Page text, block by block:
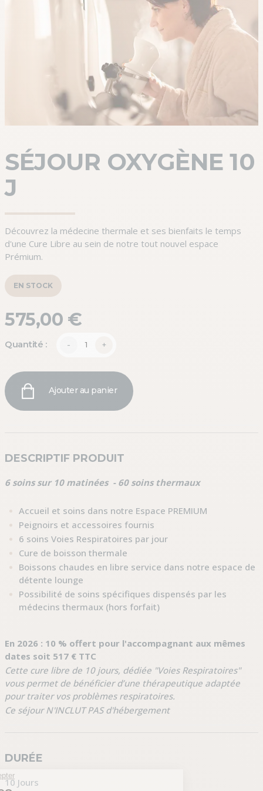
SÉJOUR OXYGÈNE 10
J
Découvrez la médecine thermale et ses bienfaits le temps
d'une Cure Libre au sein de notre tout nouvel espace
Prémium.
EN STOCK
575,00 €
Quantité : - +
Ajouter au panier
DESCRIPTIF PRODUIT
6 soins sur 10 matinées - 60 soins thermaux
Accueil et soins dans notre Espace PREMIUM
Peignoirs et accessoires fournis
6 soins Voies Respiratoires par jour
Cure de boisson thermale
Boissons chaudes en libre service dans notre espace de
détente lounge
Possibilité de soins spécifiques dispensés par les
médecins thermaux (hors forfait)
En 2026 : 10 % offert pour l'accompagnant aux mêmes
dates soit 517 € TTC
Cette cure libre de 10 jours, dédiée "Voies Respiratoires"
vous permet de bénéficier d’une thérapeutique adaptée
pour traiter vos problèmes respiratoires.
Ce séjour N'INCLUT PAS d'hébergement
DURÉE
10 Jours